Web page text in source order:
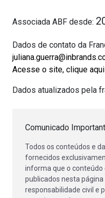
Associada ABF desde:
Dados de contato da
Acesse o site, clique aqui
Dados atualizados pela
Comunicado
Todos os conteúdos e
fornecidos
informa que o conteúdo
publicados nesta
responsabilidade civil e